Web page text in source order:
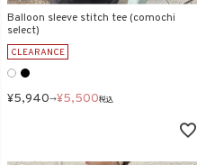
Balloon sleeve stitch tee (comochi
select)
CLEARANCE
¥5,940→¥5,500税込